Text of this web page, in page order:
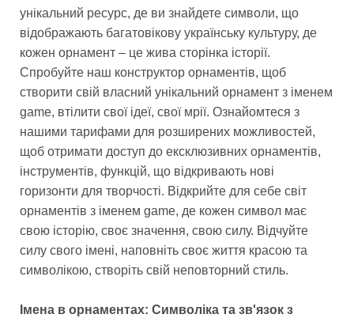
унікальний ресурс, де ви знайдете символи, що
відображають багатовікову українську культуру, де
кожен орнамент – це жива сторінка історії.
Спробуйте наш конструктор орнаментів, щоб
створити свій власний унікальний орнамент з іменем
game, втілити свої ідеї, свої мрії. Ознайомтеся з
нашими тарифами для розширених можливостей,
щоб отримати доступ до ексклюзивних орнаментів,
інструментів, функцій, що відкривають нові
горизонти для творчості. Відкрийте для себе світ
орнаментів з іменем game, де кожен символ має
свою історію, своє значення, свою силу. Відчуйте
силу свого імені, наповніть своє життя красою та
символікою, створіть свій неповторний стиль.
Імена в орнаментах: Символіка та зв'язок з